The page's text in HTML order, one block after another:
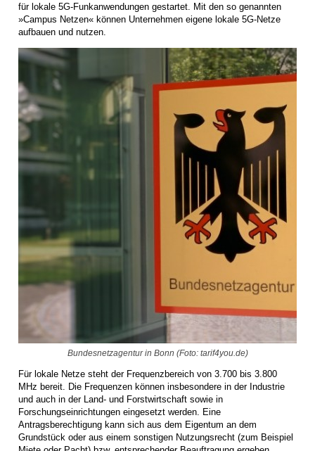
für lokale 5G-Funkanwendungen gestartet. Mit den so genannten
»Campus Netzen« können Unternehmen eigene lokale 5G-Netze
aufbauen und nutzen.
Bundesnetzagentur in Bonn (Foto: tarif4you.de)
Für lokale Netze steht der Frequenzbereich von 3.700 bis 3.800
MHz bereit. Die Frequenzen können insbesondere in der Industrie
und auch in der Land- und Forstwirtschaft sowie in
Forschungseinrichtungen eingesetzt werden. Eine
Antragsberechtigung kann sich aus dem Eigentum an dem
Grundstück oder aus einem sonstigen Nutzungsrecht (zum Beispiel